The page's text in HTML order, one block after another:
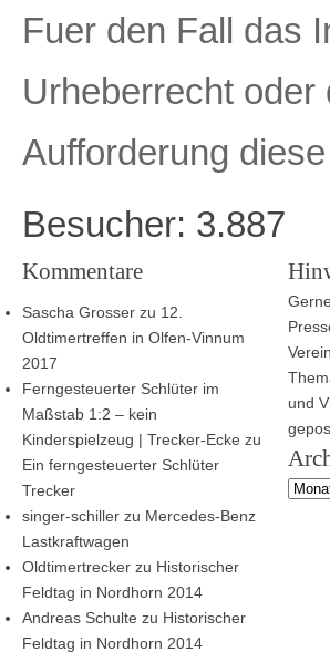
Fuer den Fall das
Urheberrecht
Aufforderung
Besucher: 3.887
Kommentare
Sascha Grosser zu 12.
Oldtimertreffen in Olfen-Vinnum
2017
Ferngesteuerter Schlüter im
Maßstab 1:2 – kein
Kinderspielzeug | Trecker-Ecke zu
Ein ferngesteuerter Schlüter
Trecker
singer-schiller zu Mercedes-Benz
Lastkraftwagen
Oldtimertrecker zu Historischer
Feldtag in Nordhorn 2014
Andreas Schulte zu Historischer
Feldtag in Nordhorn 2014
und
Archiv